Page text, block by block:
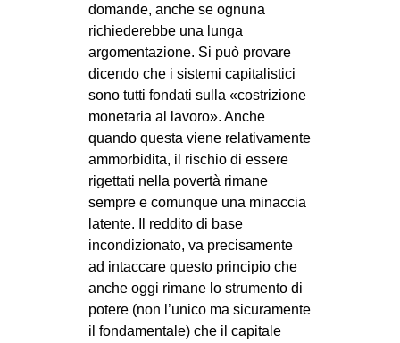
domande, anche se ognuna
richiederebbe una lunga
argomentazione. Si può provare
dicendo che i sistemi capitalistici
sono tutti fondati sulla «costrizione
monetaria al lavoro». Anche
quando questa viene relativamente
ammorbidita, il rischio di essere
rigettati nella povertà rimane
sempre e comunque una minaccia
latente. Il reddito di base
incondizionato, va precisamente
ad intaccare questo principio che
anche oggi rimane lo strumento di
potere (non l’unico ma sicuramente
il fondamentale) che il capitale